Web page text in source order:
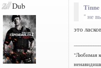
Dub Tinne
" не
это
"Любимая